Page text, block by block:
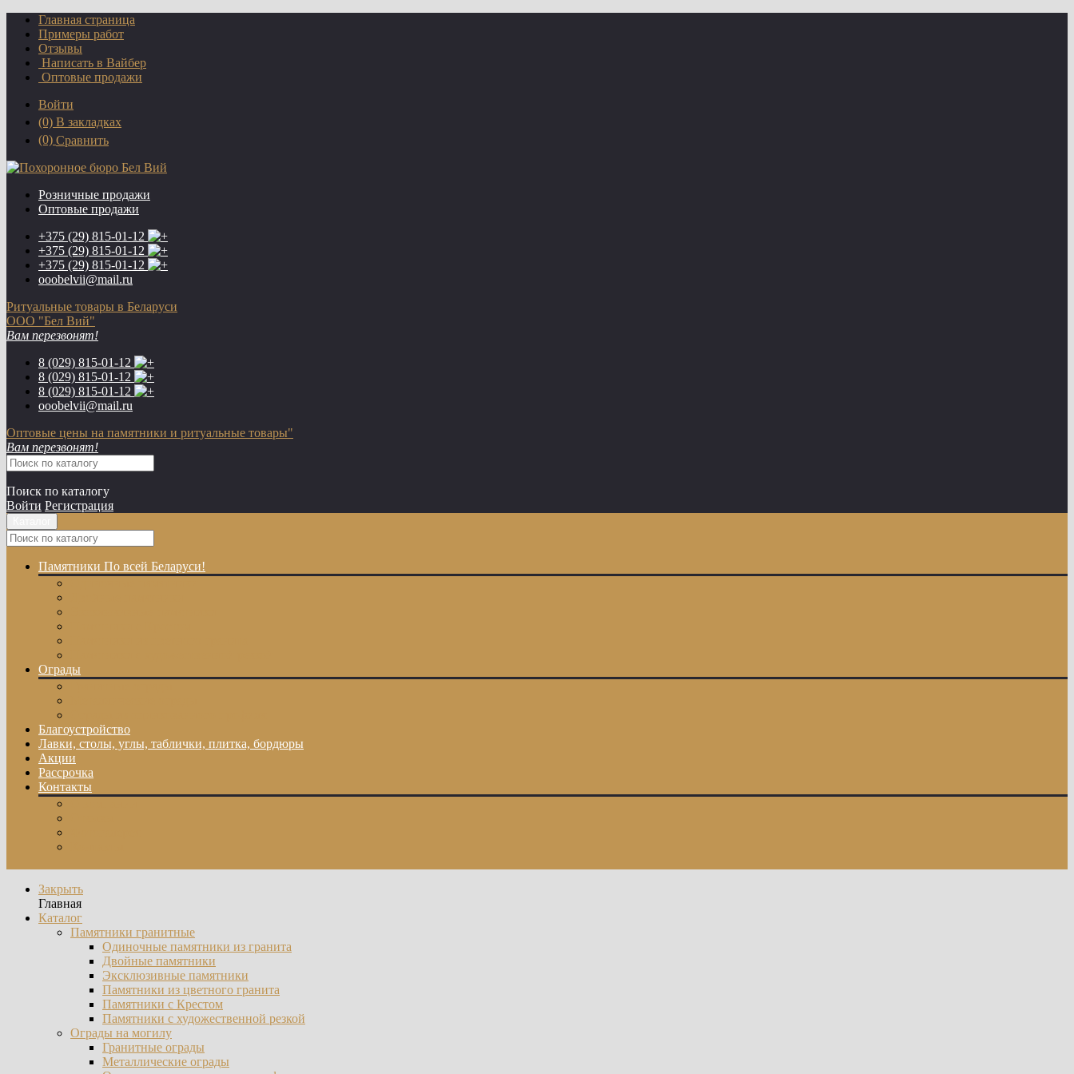
Главная страница
Примеры работ
Отзывы
Написать в Вайбер
Оптовые продажи
Войти
(0) В закладках
(0) Сравнить
Розничные продажи
Оптовые продажи
+375 (29) 815-01-12
+375 (29) 815-01-12
+375 (29) 815-01-12
ooobelvii@mail.ru
Ритуальные товары в Беларуси
ООО "Бел Вий"
Вам перезвонят!
8 (029) 815-01-12
8 (029) 815-01-12
8 (029) 815-01-12
ooobelvii@mail.ru
Оптовые цены на памятники и ритуальные товары"
Вам перезвонят!
Поиск по каталогу
Войти Регистрация
Памятники По всей Беларуси!
Ограды
Благоустройство
Лавки, столы, углы, таблички, плитка, бордюры
Акции
Рассрочка
Контакты
Закрыть
Главная
Каталог
Памятники гранитные
Одиночные памятники из гранита
Двойные памятники
Эксклюзивные памятники
Памятники из цветного гранита
Памятники с Крестом
Памятники с художественной резкой
Ограды на могилу
Гранитные ограды
Металлические ограды